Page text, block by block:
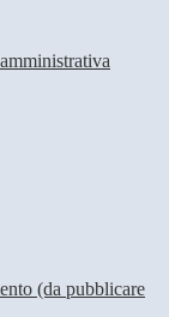
(da pubblicare